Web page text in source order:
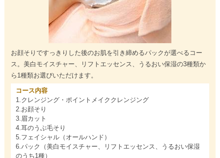
お顔そりですっきりした後のお肌を引き締めるパックが選べるコー
ス。美白モイスチャー、リフトエッセンス、うるおい保湿の3種類か
ら1種類お選びいただけます。
コース内容
1.クレンジング・ポイントメイククレンジング
2.お顔そり
3.眉カット
4.耳のうぶ毛そり
5.フェイシャル（オールハンド）
6.パック（美白モイスチャー、リフトエッセンス、うるおい保湿
のうち1種）